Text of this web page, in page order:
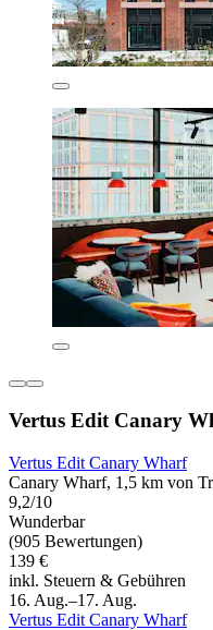
Vertus Edit Canary
Vertus Edit Canary Wharf
Canary Wharf, 1,5 km von
9,2/10
Wunderbar
(905 Bewertungen)
139 €
inkl. Steuern & Gebühren
16. Aug.–17. Aug.
Vertus Edit Canary Wharf